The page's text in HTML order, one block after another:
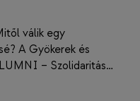
válik egy
A Gyökerek és
– Szolidaritás…